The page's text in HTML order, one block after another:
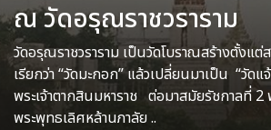
ณ วัดอรุณราชวราราม
วัดอรุณราชวราราม เป็นวัดโบราณสร้างตั้งแ
เรียกว่า “วัดมะกอก” แล้วเปลี่ยนมาเป็น “วัด
พระเจ้าตากสินมหาราช ต่อมาสมัยรัชกาลที่ 2
พระพุทธเลิศหล้านภาลัย ..